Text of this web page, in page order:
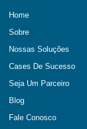
Home
Sobre
Nossas Soluções
Cases De Sucesso
Seja Um Parceiro
Blog
Fale Conosco